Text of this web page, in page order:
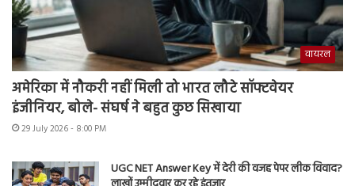
वायरल
अमेरिका में नौकरी नहीं मिली तो भारत लौटे सॉफ्टवेयर
इंजीनियर, बोले- संघर्ष ने बहुत कुछ सिखाया
29 July 2026 - 8:00 PM
UGC NET Answer Key में देरी की वजह पेपर लीक विवाद?